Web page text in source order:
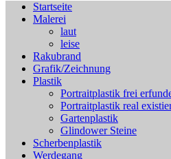
Startseite
Malerei
laut
leise
Rakubrand
Grafik/Zeichnung
Plastik
Portraitplastik frei
Portraitplastik real
Gartenplastik
Glindower Steine
Scherbenplastik
Werdegang